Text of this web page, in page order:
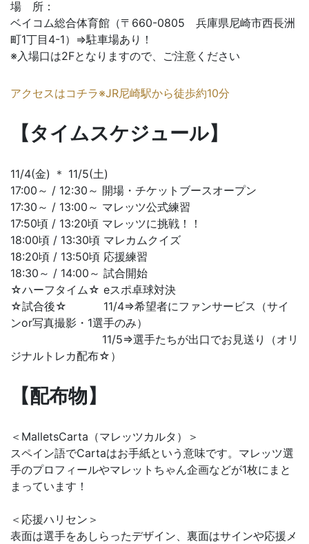
場 所：
ベイコム総合体育館（〒660-0805 兵庫県尼崎市西長洲
町1丁目4-1）⇒駐車場あり！
※入場口は2Fとなりますので、ご注意ください
アクセスはコチラ※JR尼崎駅から徒歩約10分
【タイムスケジュール】
11/4(金) ＊ 11/5(土)
17:00～ / 12:30～ 開場・チケットブースオープン
17:30～ / 13:00～ マレッツ公式練習
17:50頃 / 13:20頃 マレッツに挑戦！！
18:00頃 / 13:30頃 マレカムクイズ
18:20頃 / 13:50頃 応援練習
18:30～ / 14:00～ 試合開始
☆ハーフタイム☆ eスポ卓球対決
☆試合後☆ 11/4⇒希望者にファンサービス（サイ
ンor写真撮影・1選手のみ）
11/5⇒選手たちが出口でお見送り（オリ
ジナルトレカ配布☆）
【配布物】
＜MalletsCarta（マレッツカルタ）＞
スペイン語でCartaはお手紙という意味です。マレッツ選
手のプロフィールやマレットちゃん企画などが1枚にまと
まっています！
＜応援ハリセン＞
表面は選手をあしらったデザイン、裏面はサインや応援メ